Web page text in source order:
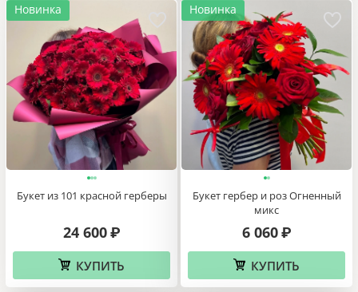
Новинка
Букет из 101 красной герберы
24 600 ₽
КУПИТЬ
Новинка
Букет гербер и роз Огненный
микс
6 060 ₽
КУПИТЬ